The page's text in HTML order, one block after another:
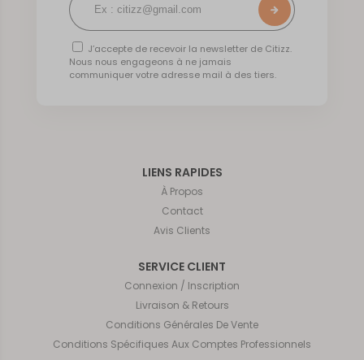
LIENS RAPIDES
À Propos
Contact
Avis Clients
SERVICE CLIENT
Connexion / Inscription
Livraison & Retours
Conditions Générales De Vente
Conditions Spécifiques Aux Comptes Professionnels
J’accepte de recevoir la newsletter de Citizz.
Nous nous engageons à ne jamais
communiquer votre adresse mail à des tiers.